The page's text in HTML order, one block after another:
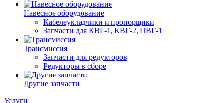
Навесное оборудование
Кабелеукладчики и пропорщики
Запчасти для КВГ-1, КВГ-2, ПВГ-1
Трансмиссия
Запчасти для редукторов
Редукторы в сборе
Другие запчасти
Услуги